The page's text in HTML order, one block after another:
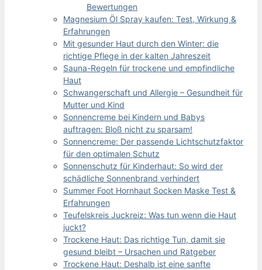
Bewertungen
Magnesium Öl Spray kaufen: Test, Wirkung &
Erfahrungen
Mit gesunder Haut durch den Winter: die
richtige Pflege in der kalten Jahreszeit
Sauna-Regeln für trockene und empfindliche
Haut
Schwangerschaft und Allergie – Gesundheit für
Mutter und Kind
Sonnencreme bei Kindern und Babys
auftragen: Bloß nicht zu sparsam!
Sonnencreme: Der passende Lichtschutzfaktor
für den optimalen Schutz
Sonnenschutz für Kinderhaut: So wird der
schädliche Sonnenbrand verhindert
Summer Foot Hornhaut Socken Maske Test &
Erfahrungen
Teufelskreis Juckreiz: Was tun wenn die Haut
juckt?
Trockene Haut: Das richtige Tun, damit sie
gesund bleibt – Ursachen und Ratgeber
Trockene Haut: Deshalb ist eine sanfte